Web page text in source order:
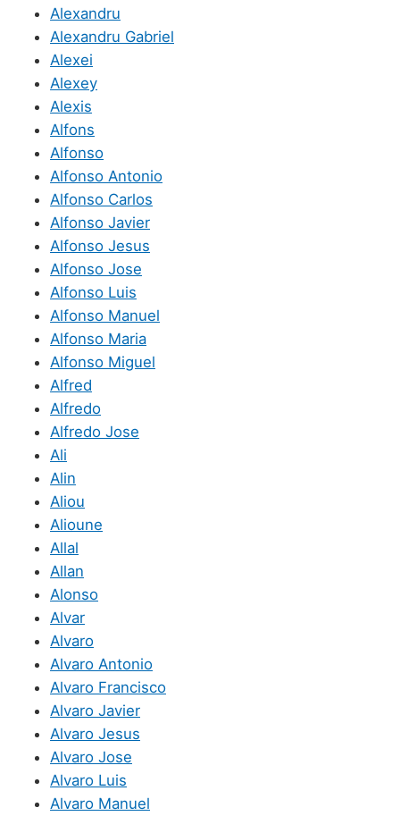
Alexandru
Alexandru Gabriel
Alexei
Alexey
Alexis
Alfons
Alfonso
Alfonso Antonio
Alfonso Carlos
Alfonso Javier
Alfonso Jesus
Alfonso Jose
Alfonso Luis
Alfonso Manuel
Alfonso Maria
Alfonso Miguel
Alfred
Alfredo
Alfredo Jose
Ali
Alin
Aliou
Alioune
Allal
Allan
Alonso
Alvar
Alvaro
Alvaro Antonio
Alvaro Francisco
Alvaro Javier
Alvaro Jesus
Alvaro Jose
Alvaro Luis
Alvaro Manuel